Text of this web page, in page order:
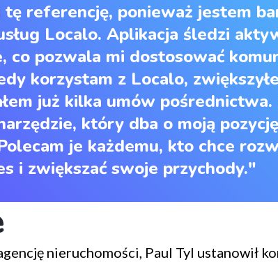
tę referencję, ponieważ jestem
Localo. Aplikacja śledzi
co pozwala mi dostosować
korzystam z Localo,
już kilka umów
który dba o moją
je każdemu, kto chce
i zwiększać swoje przychody."
nieruchomości, Paul Tyl ustanowił